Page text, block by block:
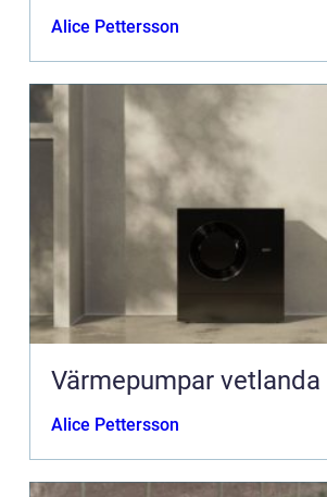
Alice Pettersson
Värmepumpar vetlanda
Alice Pettersson